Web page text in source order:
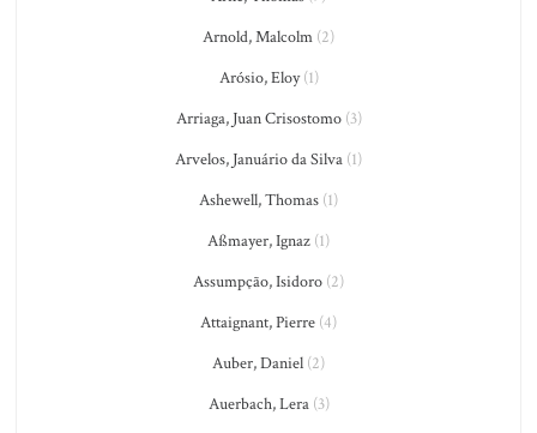
Arnold, Malcolm (2)
Arósio, Eloy(1)
Arriaga, Juan Crisostomo(3)
Arvelos, Januário da Silva (1)
Ashewell, Thomas (1)
Aßmayer, Ignaz (1)
Assumpção, Isidoro (2)
Attaignant, Pierre (4)
Auber, Daniel (2)
Auerbach, Lera(3)